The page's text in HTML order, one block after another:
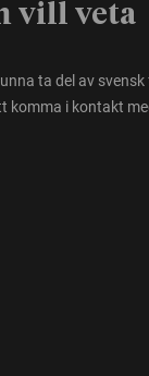
vill veta
ta del av
komma i kontakt